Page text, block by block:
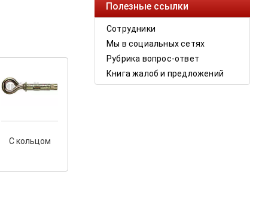
Полезные ссылки
Сотрудники
Мы в социальных сетях
Рубрика вопрос-ответ
Книга жалоб и предложений
С кольцом